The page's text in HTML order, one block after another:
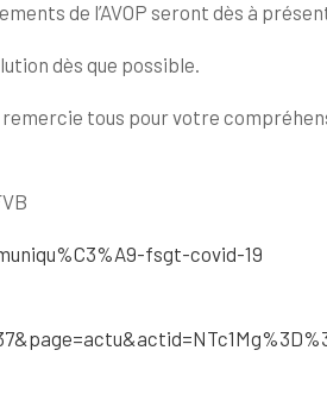
de l’AVOP seront dès à
dès que possible.
remercie tous pour votre
fsgt-covid-19